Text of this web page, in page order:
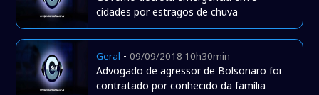
cidades por estragos de chuva
Geral -09/09/2018 10h30min
Advogado de agressor de Bolsonaro foi
contratado por conhecido da família